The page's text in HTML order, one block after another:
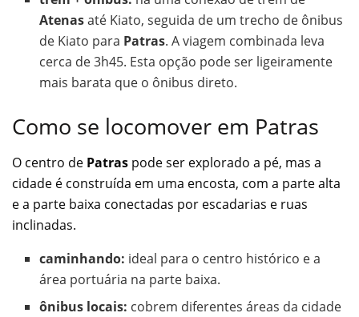
Atenasaté Kiato, seguida de um trecho de ônibus
de Kiato para Patras. A viagem combinada leva
cerca de 3h45. Esta opção pode ser ligeiramente
mais barata que o ônibus direto.
Como se locomover em Patras
O centro de Patras pode ser explorado a pé, mas a
cidade é construída em uma encosta, com a parte alta
e a parte baixa conectadas por escadarias e ruas
inclinadas.
caminhando: ideal para o centro histórico e a
área portuária na parte baixa.
ônibus locais: cobrem diferentes áreas da cidade